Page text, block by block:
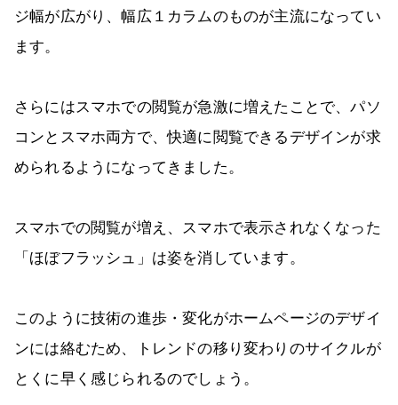
ジ幅が広がり、幅広１カラムのものが主流になってい
ます。
さらにはスマホでの閲覧が急激に増えたことで、パソ
コンとスマホ両方で、快適に閲覧できるデザインが求
められるようになってきました。
スマホでの閲覧が増え、スマホで表示されなくなった
「ほぼフラッシュ」は姿を消しています。
このように技術の進歩・変化がホームページのデザイ
ンには絡むため、トレンドの移り変わりのサイクルが
とくに早く感じられるのでしょう。